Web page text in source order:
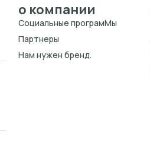
о компании
Cоциальные програмMы
Партнеры
Нам нужен бренд.